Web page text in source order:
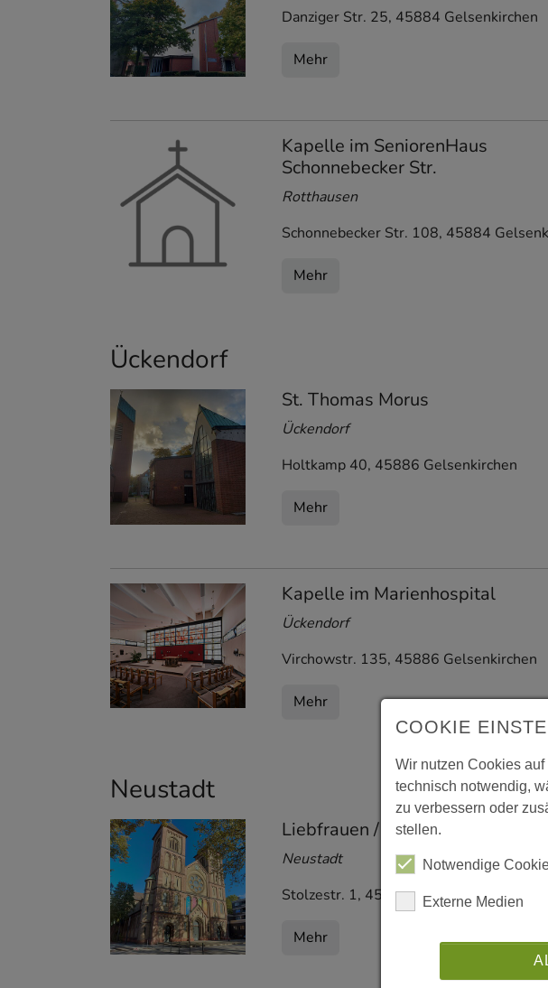
Danziger Str. 25, 45884 Gelsenkirchen
Mehr
Kapelle im SeniorenHaus
Schonnebecker Str.
Rotthausen
Schonnebecker Str. 108, 45884
Mehr
Ückendorf
St. Thomas Morus
Ückendorf
Holtkamp 40, 45886 Gelsenkirchen
Mehr
Kapelle im Marienhospital
Ückendorf
Virchowstr. 135, 45886 Gelsenkirchen
Mehr
Neustadt
Liebfrauen / GleisX
Neustadt
Stolzestr. 1, 45879Gelsenkirchen
Mehr
COOKIE
Wir nutzen Cookies
technisch notwendig,
zu verbessern oder
stellen.
Notwendige
Externe Medien